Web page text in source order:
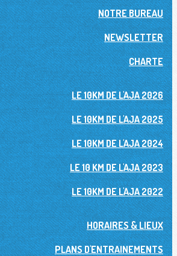
NOTRE BUREAU
NEWSLETTER
CHARTE
LE 10KM DE L'AJA 2026
LE 10KM DE L'AJA 2025
LE 10KM DE L'AJA 2024
LE 10 KM DE L'AJA 2023
LE 10KM DE L'AJA 2022
HORAIRES & LIEUX
PLANS D'ENTRAINEMENTS